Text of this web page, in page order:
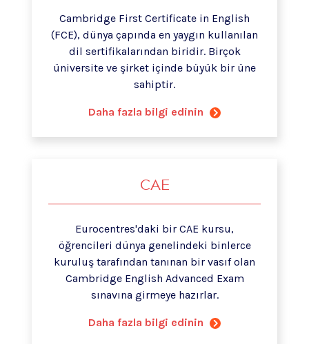
Cambridge First Certificate in English
(FCE), dünya çapında en yaygın kullanılan
dil sertifikalarından biridir. Birçok
üniversite ve şirket içinde büyük bir üne
sahiptir.
Daha fazla bilgi edinin
CAE
Eurocentres'daki bir CAE kursu,
öğrencileri dünya genelindeki binlerce
kuruluş tarafından tanınan bir vasıf olan
Cambridge English Advanced Exam
sınavına girmeye hazırlar.
Daha fazla bilgi edinin